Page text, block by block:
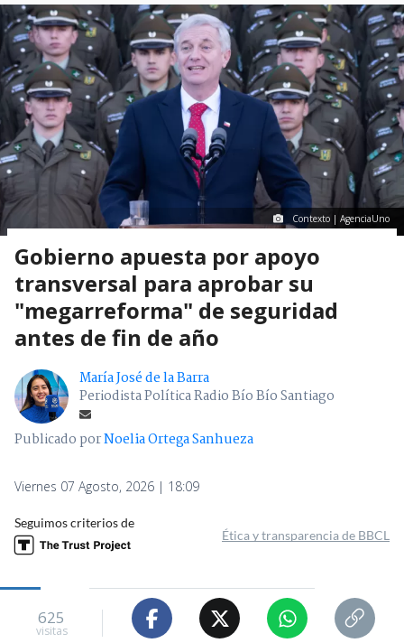
Contexto | AgenciaUno
Gobierno apuesta por apoyo
transversal para aprobar su
"megarreforma" de seguridad
antes de fin de año
María José de la Barra
Periodista Política Radio Bío Bío Santiago
Publicado porNoelia Ortega Sanhueza
Viernes 07 Agosto, 2026 | 18:09
Seguimos criterios de
Ética y transparencia de BBCL
625
visitas